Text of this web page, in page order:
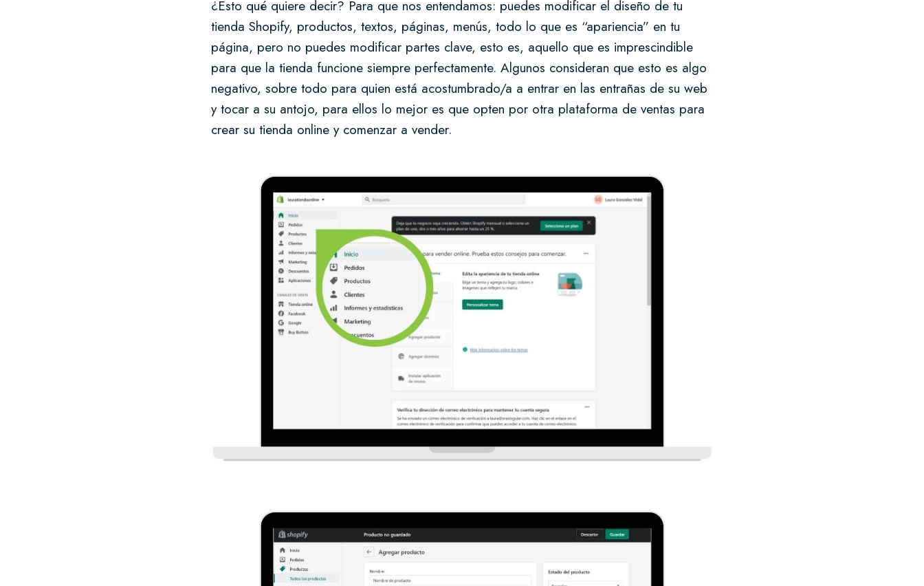
¿Esto qué quiere decir? Para que nos entendamos: puedes modificar el diseño de tu
tienda Shopify, productos, textos, páginas, menús, todo lo que es “apariencia” en tu
página, pero no puedes modificar partes clave, esto es, aquello que es imprescindible
para que la tienda funcione siempre perfectamente. Algunos consideran que esto es algo
negativo, sobre todo para quien está acostumbrado/a a entrar en las entrañas de su web
y tocar a su antojo, para ellos lo mejor es que opten por otra plataforma de ventas para
crear su tienda online y comenzar a vender.